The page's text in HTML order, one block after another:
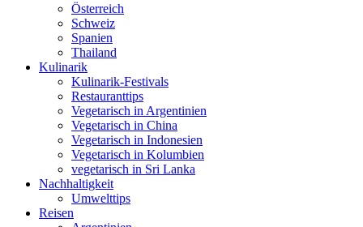
Österreich
Schweiz
Spanien
Thailand
Kulinarik
Kulinarik-Festivals
Restauranttips
Vegetarisch in Argentinien
Vegetarisch in China
Vegetarisch in Indonesien
Vegetarisch in Kolumbien
vegetarisch in Sri Lanka
Nachhaltigkeit
Umwelttips
Reisen